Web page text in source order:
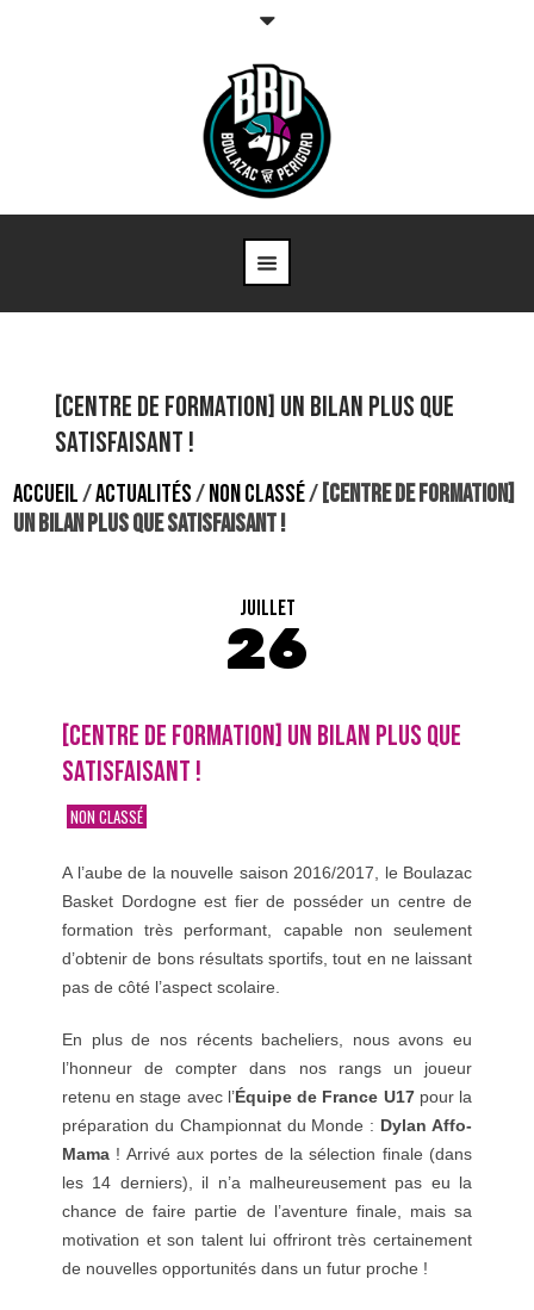
[Centre de formation] Un bilan plus que
satisfaisant !
ACCUEIL/ACTUALITÉS/NON CLASSÉ/ [CENTRE DE FORMATION]
UN BILAN PLUS QUE SATISFAISANT !
JUILLET
26
[CENTRE DE FORMATION] UN BILAN PLUS QUE
SATISFAISANT !
NON CLASSÉ
A l’aube de la nouvelle saison 2016/2017, le Boulazac
Basket Dordogne est fier de posséder un centre de
formation très performant, capable non seulement
d’obtenir de bons résultats sportifs, tout en ne laissant
pas de côté l’aspect scolaire.
En plus de nos récents bacheliers, nous avons eu
l’honneur de compter dans nos rangs un joueur
retenu en stage avec l’Équipe de France U17pour la
préparation du Championnat du Monde : Dylan Affo-
Mama ! Arrivé aux portes de la sélection finale (dans
les 14 derniers), il n’a malheureusement pas eu la
chance de faire partie de l’aventure finale, mais sa
motivation et son talent lui offriront très certainement
de nouvelles opportunités dans un futur proche !